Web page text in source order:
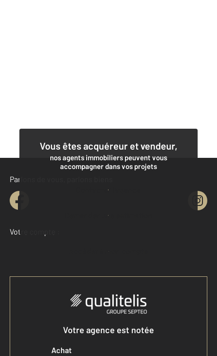
Vous êtes acquéreur et vendeur,
nos agents immobiliers peuvent vous
accompagner dans vos projets
Contacter l'agence
Demander une estimation
Parlons de vous, parlons biens
Votre compte :
Accéder à mon compte
Votre agence est notée
Achat